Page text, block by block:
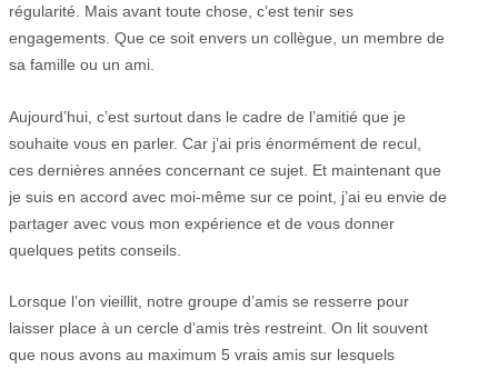
régularité. Mais avant toute chose, c’est tenir ses
engagements. Que ce soit envers un collègue, un membre de
sa famille ou un ami.
Aujourd’hui, c’est surtout dans le cadre de l’amitié que je
souhaite vous en parler. Car j’ai pris énormément de recul,
ces dernières années concernant ce sujet. Et maintenant que
je suis en accord avec moi-même sur ce point, j’ai eu envie de
partager avec vous mon expérience et de vous donner
quelques petits conseils.
Lorsque l’on vieillit, notre groupe d’amis se resserre pour
laisser place à un cercle d’amis très restreint. On lit souvent
que nous avons au maximum 5 vrais amis sur lesquels